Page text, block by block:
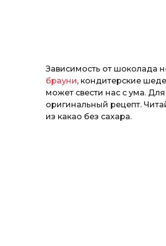
Зависимость от шоколада
брауни, кондитерские
может свести нас с ума.
оригинальный рецепт.
из какао без сахара.